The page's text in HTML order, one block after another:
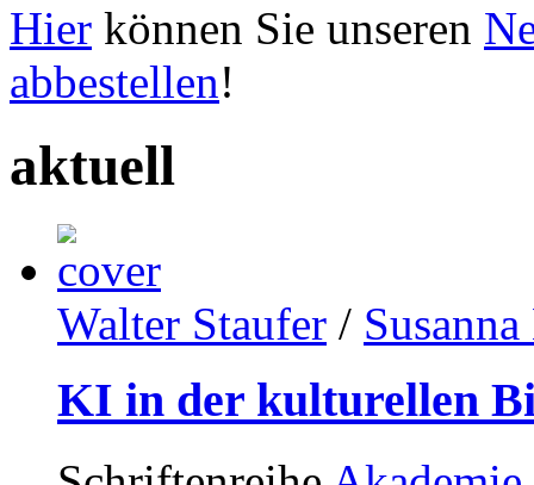
Hier können Sie unseren
abbestellen!
aktuell
Walter Staufer /
KI in der kulturellen